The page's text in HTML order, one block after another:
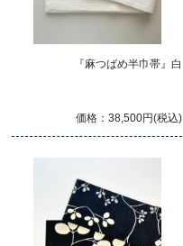
『麻つばめ半巾帯』白
価格：38,500円(税込)